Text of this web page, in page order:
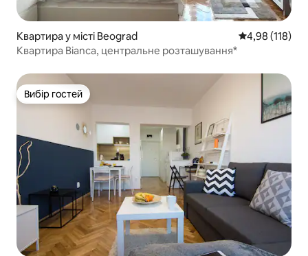
Квартира у місті Beograd Середня
4,98 (118)
Квартира Bianca, центральне розташування*
Вибір гостей
Вибір гостей